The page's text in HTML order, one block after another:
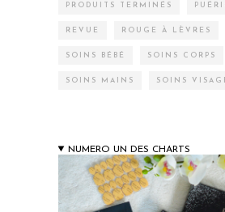
PRODUITS TERMINÉS
REVUE ROUGE À LÈVRES
SOINS BÉBÉ SOINS CORPS
SOINS MAINS SOINS
NUMERO UN DES CHARTS